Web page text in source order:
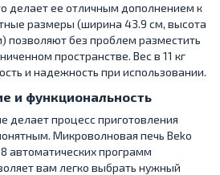
делает ее отличным дополнением к
размеры (ширина 43.9 см, высота
позволяют без проблем разместить
пространстве. Вес в 11 кг
и надежность при использовании.
и функциональность
делает процесс приготовления
Микроволновая печь Beko
автоматических программ
вам легко выбрать нужный